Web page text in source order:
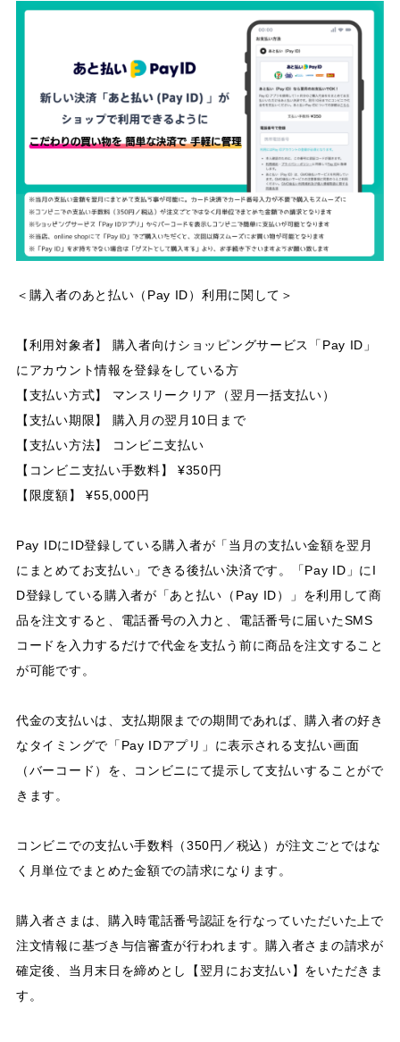
＜購入者のあと払い（Pay ID）利用に関して＞
【利用対象者】 購入者向けショッピングサービス「Pay ID」
にアカウント情報を登録をしている方
【支払い方式】 マンスリークリア（翌月一括支払い）
【支払い期限】 購入月の翌月10日まで
【支払い方法】 コンビニ支払い
【コンビニ支払い手数料】 ¥350円
【限度額】 ¥55,000円
Pay IDにID登録している購入者が「当月の支払い金額を翌月
にまとめてお支払い」できる後払い決済です。「Pay ID」にI
D登録している購入者が「あと払い（Pay ID）」を利用して商
品を注文すると、電話番号の入力と、電話番号に届いたSMS
コードを入力するだけで代金を支払う前に商品を注文すること
が可能です。
代金の支払いは、支払期限までの期間であれば、購入者の好き
なタイミングで「Pay IDアプリ」に表示される支払い画面
（バーコード）を、コンビニにて提示して支払いすることがで
きます。
コンビニでの支払い手数料（350円／税込）が注文ごとではな
く月単位でまとめた金額での請求になります。
購入者さまは、購入時電話番号認証を行なっていただいた上で
注文情報に基づき与信審査が行われます。購入者さまの請求が
確定後、当月末日を締めとし【翌月にお支払い】をいただきま
す。